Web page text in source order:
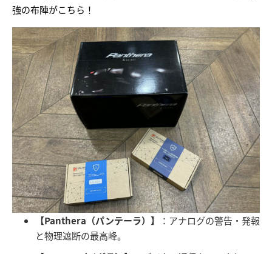
強の布陣がこちら！
【Panthera（パンテーラ）】
：アナログの警告・発報
と物理遮断の最高峰。